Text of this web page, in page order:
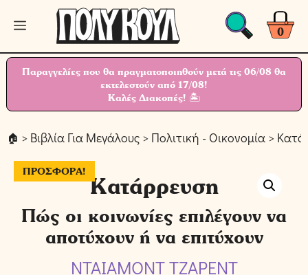
Μετάβαση
περιεχόμενο
0
Μενού
Παραγγελίες που θα πραγματοποιηθούν μετά τις 06/08 θα
εκτελεστούν από 17/08!
Καλές Διακοπές! 🏝
> Βιβλία Για Μεγάλους > Πολιτική - Οικονομία >
ΠΡΟΣΦΟΡΆ!
Κατάρρευση
Πώς οι κοινωνίες επιλέγουν να
αποτύχουν ή να επιτύχουν
ΝΤΑΙΑΜΟΝΤ ΤΖΑΡΕΝΤ